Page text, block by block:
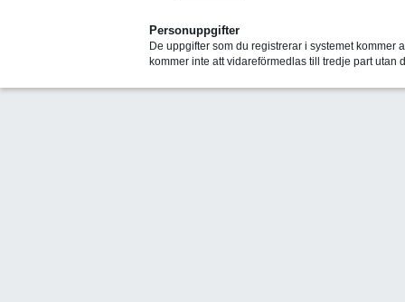
Personuppgifter
De uppgifter som du registrerar i systemet kommer
kommer inte att vidareförmedlas till tredje part utan